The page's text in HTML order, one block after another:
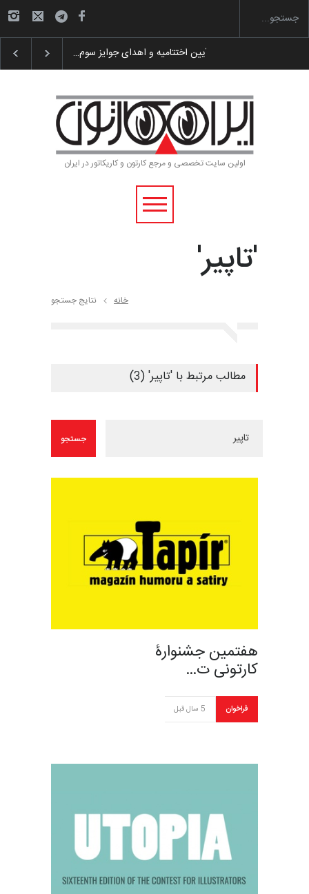
گزارش تصویری آیین اختتامیه و اهدای جوایز سوم…
اولین سایت تخصصی و مرجع کارتون و کاریکاتور در ایران
'تاپیر'
خانه نتایج جستجو
مطالب مرتبط با 'تاپیر' (3)
هفتمین جشنوارۀ
کارتونی ت…
فراخوان 5 سال قبل